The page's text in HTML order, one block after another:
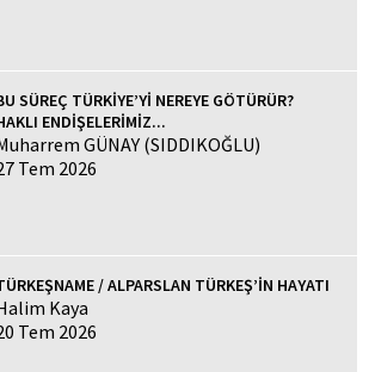
SÜREÇ TÜRKİYE’Yİ NEREYE GÖTÜRÜR?
ENDİŞELERİMİZ...
GÜNAY (SIDDIKOĞLU)
Tem 2026
/ ALPARSLAN TÜRKEŞ’İN HAYATI
Kaya
Tem 2026